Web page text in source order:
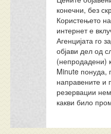
конечни, без
Користењето
интернет е
Агенцијата го
објави дел од
(непродадени)
Minute понуда,
направените и
резервации
какви било